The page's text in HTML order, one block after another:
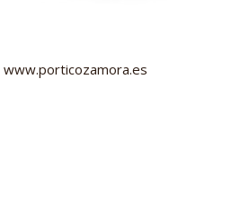
www.porticozamora.es